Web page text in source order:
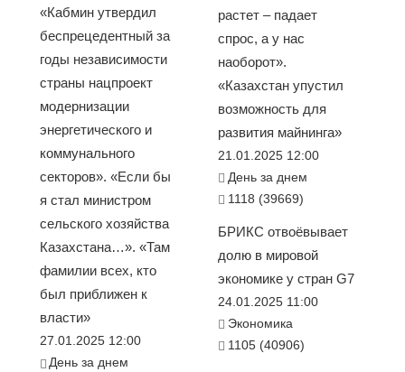
«Кабмин утвердил
беспрецедентный за
годы независимости
страны нацпроект
модернизации
энергетического и
коммунального
секторов». «Если бы
я стал министром
сельского хозяйства
Казахстана…». «Там
фамилии всех, кто
был приближен к
власти»
27.01.2025 12:00
День за днем
растет – падает
спрос, а у нас
наоборот».
«Казахстан упустил
возможность для
развития майнинга»
21.01.2025 12:00
День за днем
1118 (39669)
БРИКС отвоёвывает
долю в мировой
экономике у стран G7
24.01.2025 11:00
Экономика
1105 (40906)